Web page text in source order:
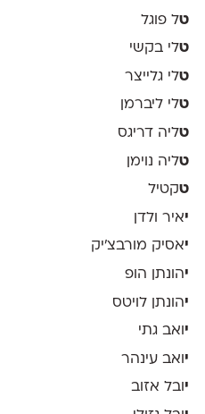
טל פוגל
טלי בקשי
טלי גלייצר
טלי ליברמן
טליה דריגס
טליה נוימן
טקטיל
יאיר ולדן
יאסיק מורבצ'יק
יהונתן הופ
יהונתן לויטס
י ואב גתי
י ואב עינהר
יובל אזוב